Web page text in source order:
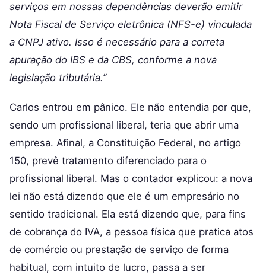
serviços em nossas dependências deverão emitir
Nota Fiscal de Serviço eletrônica (NFS-e) vinculada
a CNPJ ativo. Isso é necessário para a correta
apuração do IBS e da CBS, conforme a nova
legislação tributária.”
Carlos entrou em pânico. Ele não entendia por que,
sendo um profissional liberal, teria que abrir uma
empresa. Afinal, a Constituição Federal, no artigo
150, prevê tratamento diferenciado para o
profissional liberal. Mas o contador explicou: a nova
lei não está dizendo que ele é um empresário no
sentido tradicional. Ela está dizendo que, para fins
de cobrança do IVA, a pessoa física que pratica atos
de comércio ou prestação de serviço de forma
habitual, com intuito de lucro, passa a ser